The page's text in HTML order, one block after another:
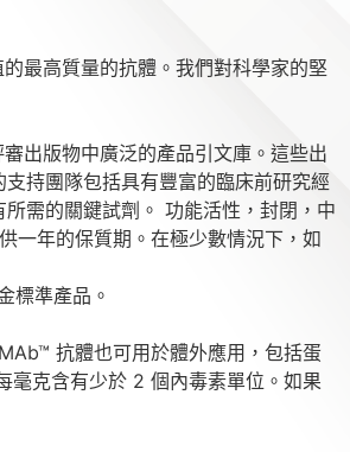
最高質量的抗體。我們對科學家的堅
出版物中廣泛的產品引文庫。這些出
持團隊包括具有豐富的臨床前研究經
需的關鍵試劑。 功能活性，封閉，中
一年的保質期。在極少數情況下，如
標準產品。
抗體也可用於體外應用，包括蛋
毫克含有少於 2 個內毒素單位。如果